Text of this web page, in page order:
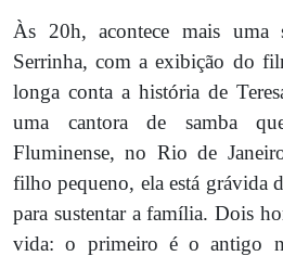
Às 20h, acontece mais uma
Serrinha, com a exibição do
longa conta a história de
uma cantora de samba
Fluminense, no Rio de
filho pequeno, ela está grávida
para sustentar a família. Dois
vida: o primeiro é o antigo